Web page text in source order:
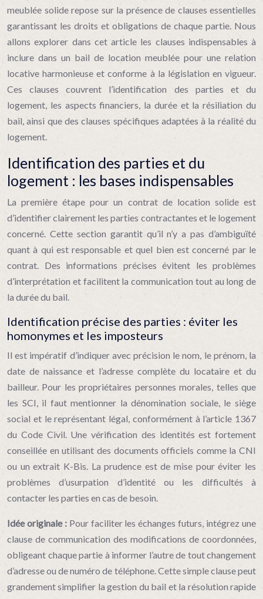
meublée solide repose sur la présence de clauses essentielles
garantissant les droits et obligations de chaque partie. Nous
allons explorer dans cet article les clauses indispensables à
inclure dans un bail de location meublée pour une relation
locative harmonieuse et conforme à la législation en vigueur.
Ces clauses couvrent l’identification des parties et du
logement, les aspects financiers, la durée et la résiliation du
bail, ainsi que des clauses spécifiques adaptées à la réalité du
logement.
Identification des parties et du
logement : les bases indispensables
La première étape pour un contrat de location solide est
d’identifier clairement les parties contractantes et le logement
concerné. Cette section garantit qu’il n’y a pas d’ambiguïté
quant à qui est responsable et quel bien est concerné par le
contrat. Des informations précises évitent les problèmes
d’interprétation et facilitent la communication tout au long de
la durée du bail.
Identification précise des parties : éviter les
homonymes et les imposteurs
Il est impératif d’indiquer avec précision le nom, le prénom, la
date de naissance et l’adresse complète du locataire et du
bailleur. Pour les propriétaires personnes morales, telles que
les SCI, il faut mentionner la dénomination sociale, le siège
social et le représentant légal, conformément à l’article 1367
du Code Civil. Une vérification des identités est fortement
conseillée en utilisant des documents officiels comme la CNI
ou un extrait K-Bis. La prudence est de mise pour éviter les
problèmes d’usurpation d’identité ou les difficultés à
contacter les parties en cas de besoin.
Idée originale : Pour faciliter les échanges futurs, intégrez une
clause de communication des modifications de coordonnées,
obligeant chaque partie à informer l’autre de tout changement
d’adresse ou de numéro de téléphone. Cette simple clause peut
grandement simplifier la gestion du bail et la résolution rapide